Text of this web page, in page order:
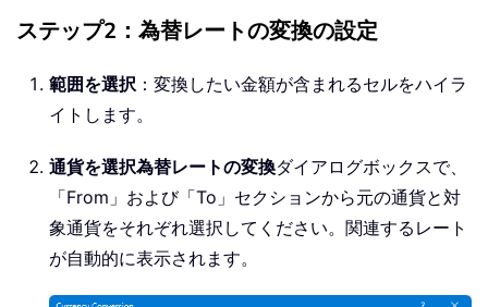
ステップ2：為替レートの変換の設定
範囲を選択 ：変換したい金額が含まれるセルをハイラ
イトします。
通貨を選択為替レートの変換ダイアログボックスで、
「From」および「To」セクションから元の通貨と対
象通貨をそれぞれ選択してください。関連するレート
が自動的に表示されます。